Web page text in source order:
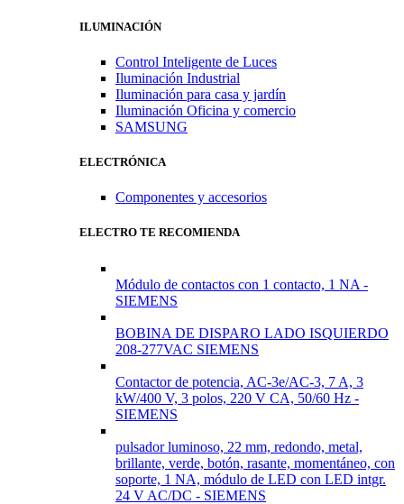
ILUMINACIÓN
Control Inteligente de Luces
Iluminación Industrial
Iluminación para casa y jardín
Iluminación Oficina y comercio
SAMSUNG
ELECTRÓNICA
Componentes y accesorios
ELECTRO TE RECOMIENDA
Módulo de contactos con 1 contacto, 1 NA -
SIEMENS
BOBINA DE DISPARO LADO ISQUIERDO
208-277VAC SIEMENS
Contactor de potencia, AC-3e/AC-3, 7 A, 3
kW/400 V, 3 polos, 220 V CA, 50/60 Hz -
SIEMENS
pulsador luminoso, 22 mm, redondo, metal,
brillante, verde, botón, rasante, momentáneo, con
soporte, 1 NA, módulo de LED con LED intgr.
24 V AC/DC - SIEMENS